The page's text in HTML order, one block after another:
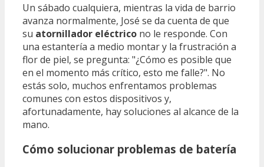
Un sábado cualquiera, mientras la vida de barrio
avanza normalmente, José se da cuenta de que
su atornillador eléctrico no le responde. Con
una estantería a medio montar y la frustración a
flor de piel, se pregunta: "¿Cómo es posible que
en el momento más crítico, esto me falle?". No
estás solo, muchos enfrentamos problemas
comunes con estos dispositivos y,
afortunadamente, hay soluciones al alcance de la
mano.
Cómo solucionar problemas de batería